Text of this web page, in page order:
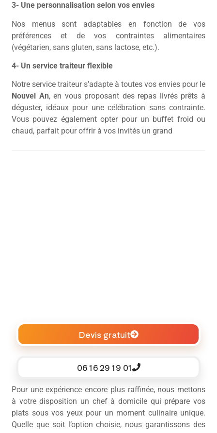
3- Une personnalisation selon vos envies
Nos menus sont adaptables en fonction de vos
préférences et de vos contraintes alimentaires
(végétarien, sans gluten, sans lactose, etc.).
4- Un service traiteur flexible
Notre service traiteur s’adapte à toutes vos envies pour le
Nouvel An, en vous proposant des repas livrés prêts à
déguster, idéaux pour une célébration sans contrainte.
Vous pouvez également opter pour un buffet froid ou
chaud, parfait pour offrir à vos invités un grand
Devis gratuit
06 16 29 19 01
Pour une expérience encore plus raffinée, nous mettons
à votre disposition un chef à domicile qui prépare vos
plats sous vos yeux pour un moment culinaire unique.
Quelle que soit l’option choisie, nous garantissons des